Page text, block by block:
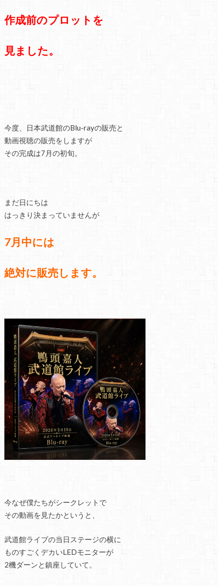
作成前のプロットを
見ました。
今度、日本武道館のBlu-rayの販売と
動画視聴の販売をしますが
その完成は7月の初旬。
まだ日にちは
はっきり決まっていませんが
7月中には
絶対に販売します。
今なぜ僕たちがシークレットで
その動画を見たかというと、
武道館ライブの当日ステージの横に
ものすごくデカいLEDモニターが
2機ダーンと鎮座していて。